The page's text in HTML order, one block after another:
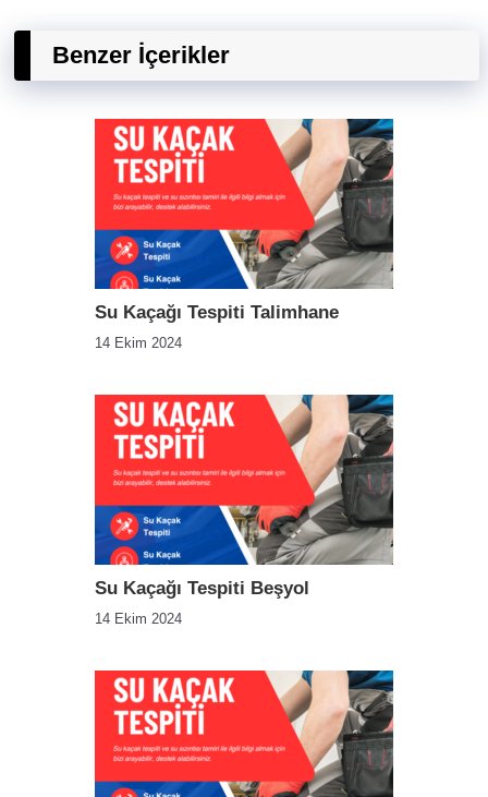
Benzer İçerikler
Su Kaçağı Tespiti Talimhane
14 Ekim 2024
Su Kaçağı Tespiti Beşyol
14 Ekim 2024